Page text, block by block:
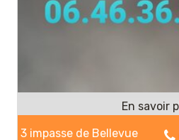
3 impasse de Bellevue